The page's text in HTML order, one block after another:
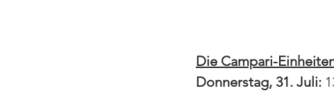
Die Campari-
Donnerstag, 31. Juli: